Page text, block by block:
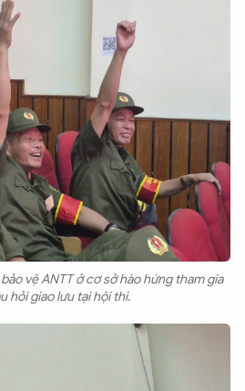
vệ ANTT ở cơ sở hào hứng tham gia
hỏi giao lưu tại hội thi.